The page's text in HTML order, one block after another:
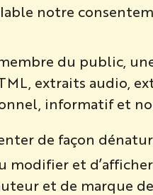
notre
du public,
extraits audio,
informatif et
de façon
modifier et
et de marque